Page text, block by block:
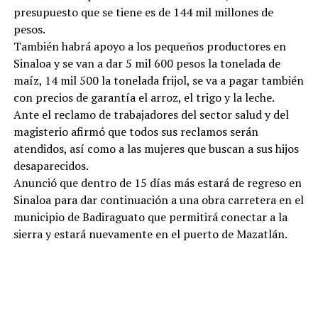
presupuesto que se tiene es de 144 mil millones de
pesos.
También habrá apoyo a los pequeños productores en
Sinaloa y se van a dar 5 mil 600 pesos la tonelada de
maíz, 14 mil 500 la tonelada frijol, se va a pagar también
con precios de garantía el arroz, el trigo y la leche.
Ante el reclamo de trabajadores del sector salud y del
magisterio afirmó que todos sus reclamos serán
atendidos, así como a las mujeres que buscan a sus hijos
desaparecidos.
Anunció que dentro de 15 días más estará de regreso en
Sinaloa para dar continuación a una obra carretera en el
municipio de Badiraguato que permitirá conectar a la
sierra y estará nuevamente en el puerto de Mazatlán.